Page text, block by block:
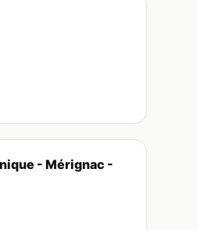
- Mérignac -